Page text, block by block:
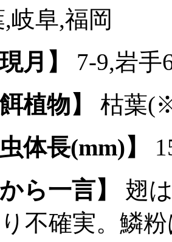
岐阜,福岡
月】
7-9,岩手
植物】
枯葉
体長(mm)】
ら一言】
翅
不確実。鱗